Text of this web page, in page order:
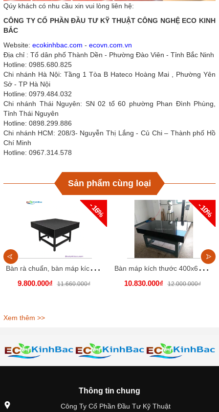
Qúy khách có nhu cầu xin vui lòng liên hệ:
CÔNG TY CỔ PHẦN ĐẦU TƯ KỸ THUẬT CÔNG NGHỆ ECO KINH
BẮC
Website: ecokinhbac.com - ecovn.com.vn
Địa chỉ : Tổ dân phố Thành Dền - Phường Đào Viên - Tỉnh Bắc Ninh
Hotline: 0985.680.825
Chi nhánh Hà Nội: Tầng 1 Tòa B Hateco Hoàng Mai , Phường Yên
Sở - TP Hà Nội
Hotline: 0979.484.032
Chi nhánh Thái Nguyên: SN 02 tổ 60 phường Phan Đình Phùng,
Tỉnh Thái Nguyên
Hotline: 0898.299.886
Chi nhánh HCM: 208/3- Nguyễn Thị Lắng - Củ Chi – Thành phố Hồ
Chí Minh
Hotline: 0967.314.578
Sản phẩm cùng loại
- 16%
B
àn rà chuẩn, bàn máp kích thước 400x500x100mm
9.800.000₫ 11.660.000₫
- 10%
B
àn máp kích thước 400x630x100 chiều cao 800mm.
10.830.000₫ 12.000.000₫
Xem thêm >>
Thông tin chung
Công Ty Cổ Phần Đầu Tư Kỹ Thuật